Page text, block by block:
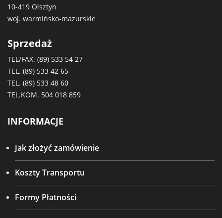
10-419 Olsztyn
woj. warmińsko-mazurskie
Sprzedaż
TEL/FAX. (89) 533 54 27
TEL. (89) 533 42 65
TEL. (89) 533 48 60
TEL.KOM. 504 018 859
INFORMACJE
Jak złożyć zamówienie
Koszty Transportu
Formy Płatności